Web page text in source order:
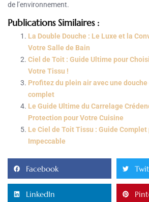
de l’environnement.
Publications Similaires :
La Double Douche : Le Luxe et la
Votre Salle de Bain
Ciel de Toit : Guide Ultime pour
Votre Tissu !
Profitez du plein air avec une
complet
Le Guide Ultime du Carrelage
Protection pour Votre Cuisine
Le Ciel de Toit Tissu : Guide
Impeccable
Facebook
LinkedIn